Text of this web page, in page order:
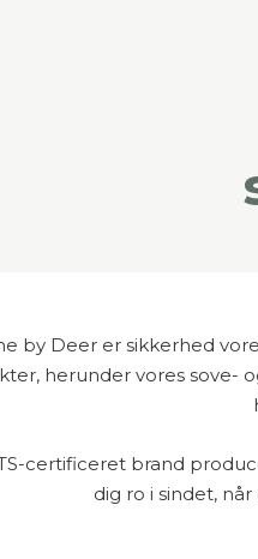
by Deer er sikkerhed
herunder vores sove-
certificeret brand
dig ro i sindet,